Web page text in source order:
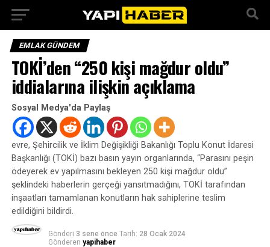
EMLAK GÜNDEM
TOKİ’den “250 kişi mağdur oldu”
iddialarına ilişkin açıklama
Sosyal Medya'da Paylaş
evre, Şehircilik ve İklim Değişikliği Bakanlığı Toplu Konut İdaresi
Başkanlığı (TOKİ) bazı basın yayın organlarında, “Parasını peşin
ödeyerek ev yapılmasını bekleyen 250 kişi mağdur oldu”
şeklindeki haberlerin gerçeği yansıtmadığını, TOKİ tarafından
inşaatları tamamlanan konutların hak sahiplerine teslim
edildiğini bildirdi.
Gönderi 3 sene önce Tarih: 28 Ocak 2024
Gönderen yapihaber